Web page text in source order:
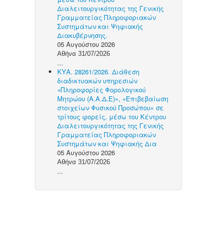
Διαλειτουργικότητας της Γενικής
Γραμματείας Πληροφοριακών
Συστημάτων και Ψηφιακής
Διακυβέρνησης.
05 Αυγούστου 2026
Αθήνα 31/07/2026
...
ΚΥΑ. 28261/2026. Διάθεση
διαδικτυακών υπηρεσιών
«Πληροφορίες Φορολογικού
Μητρώου (Α.Α.Δ.Ε)», «Επιβεβαίωση
στοιχείων Φυσικού Προσώπου» σε
τρίτους φορείς, μέσω του Κέντρου
Διαλειτουργικότητας της Γενικής
Γραμματείας Πληροφοριακών
Συστημάτων και Ψηφιακής Δια
05 Αυγούστου 2026
Αθήνα 31/07/2026
...